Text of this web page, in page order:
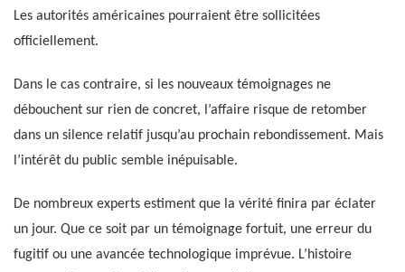
Les autorités américaines pourraient être sollicitées
officiellement.
Dans le cas contraire, si les nouveaux témoignages ne
débouchent sur rien de concret, l’affaire risque de retomber
dans un silence relatif jusqu’au prochain rebondissement. Mais
l’intérêt du public semble inépuisable.
De nombreux experts estiment que la vérité finira par éclater
un jour. Que ce soit par un témoignage fortuit, une erreur du
fugitif ou une avancée technologique imprévue. L’histoire